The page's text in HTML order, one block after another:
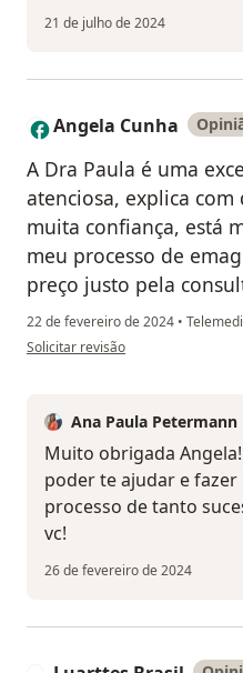
21 de julho de 2024
A Angela Cunha
A Dra Paula é uma
atenciosa, explica com
muita confiança, está
meu processo de
preço justo pela
22 de fevereiro de 2024 •
na opinião do utilizador Angela
Solicitar revisão
Ana Paula Petermann
Muito obrigada
poder te ajudar e fazer
processo de tanto
vc!
26 de fevereiro de 2024